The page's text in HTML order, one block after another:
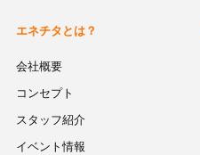
エネチタとは？
会社概要
コンセプト
スタッフ紹介
イベント情報